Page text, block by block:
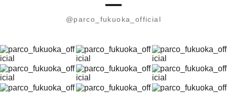
@parco_fukuoka_official